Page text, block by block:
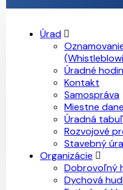
Úrad
Úradné
Kontakt
Samospráva
Miestne
Úradná
Rozvojové
Stavebný
Organizácie
Dobrovoľný
Dychová